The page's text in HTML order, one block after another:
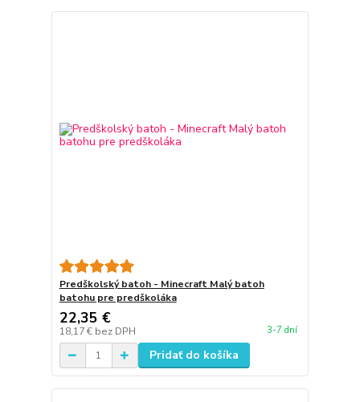
Predškolský batoh - Minecraft Malý batoh
batohu pre predškoláka
22,35 €
18,17 € bez DPH 3-7 dní
Pridať do košíka